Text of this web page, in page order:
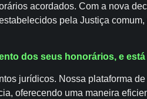
acordados. Com a nova
pela Justiça
dos seus honorários, e
jurídicos. Nossa plataforma
oferecendo uma maneira